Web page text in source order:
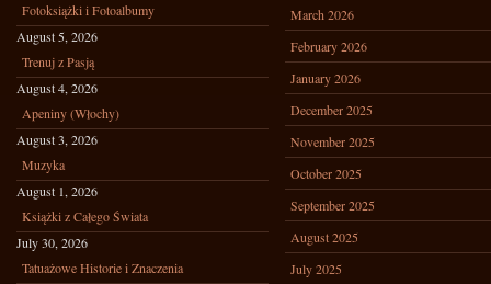
Fotoksiążki i Fotoalbumy
August 5, 2026
Trenuj z Pasją
August 4, 2026
Apeniny (Włochy)
August 3, 2026
Muzyka
August 1, 2026
Książki z Całego Świata
July 30, 2026
Tatuażowe Historie i Znaczenia
March 2026
February 2026
January 2026
December 2025
November 2025
October 2025
September 2025
August 2025
July 2025